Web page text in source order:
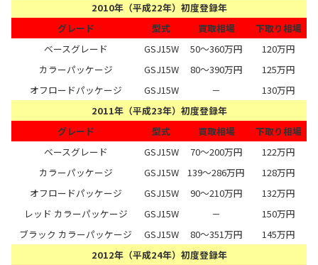
2010年（平成22年）初度登録年
グレード
型式 買取相場
下取り相場
ベースグレード
GSJ15W 50～360万円
120万円
カラーパッケージ
GSJ15W 80～390万円
125万円
オフロードパッケージ
GSJ15W －
130万円
2011年（平成23年）初度登録年
グレード
型式 買取相場
下取り相場
ベースグレード
GSJ15W 70～200万円
122万円
カラーパッケージ
GSJ15W 139～286万円
128万円
オフロードパッケージ
GSJ15W 90～210万円
132万円
レッド カラーパッケージ
GSJ15W －
150万円
ブラック カラーパッケージ
GSJ15W 80～351万円
145万円
2012年（平成24年）初度登録年